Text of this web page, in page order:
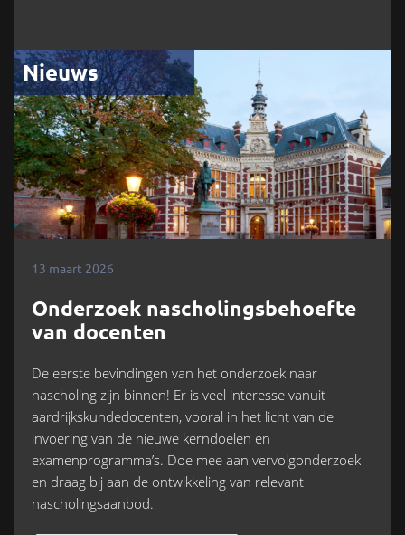
Nieuws
13 maart 2026
Onderzoek nascholingsbehoefte
van docenten
De eerste bevindingen van het onderzoek naar
nascholing zijn binnen! Er is veel interesse vanuit
aardrijkskundedocenten, vooral in het licht van de
invoering van de nieuwe kerndoelen en
examenprogramma’s. Doe mee aan vervolgonderzoek
en draag bij aan de ontwikkeling van relevant
nascholingsaanbod.